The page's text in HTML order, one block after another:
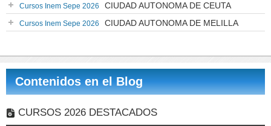
Cursos Inem Sepe 2026 CIUDAD AUTONOMA DE CEUTA
Cursos Inem Sepe 2026 CIUDAD AUTONOMA DE MELILLA
Contenidos en el Blog
CURSOS 2026 DESTACADOS